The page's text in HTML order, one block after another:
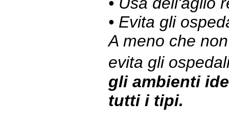
• Evita gli
A meno che
evita gli
gli ambienti
tutti i tipi.